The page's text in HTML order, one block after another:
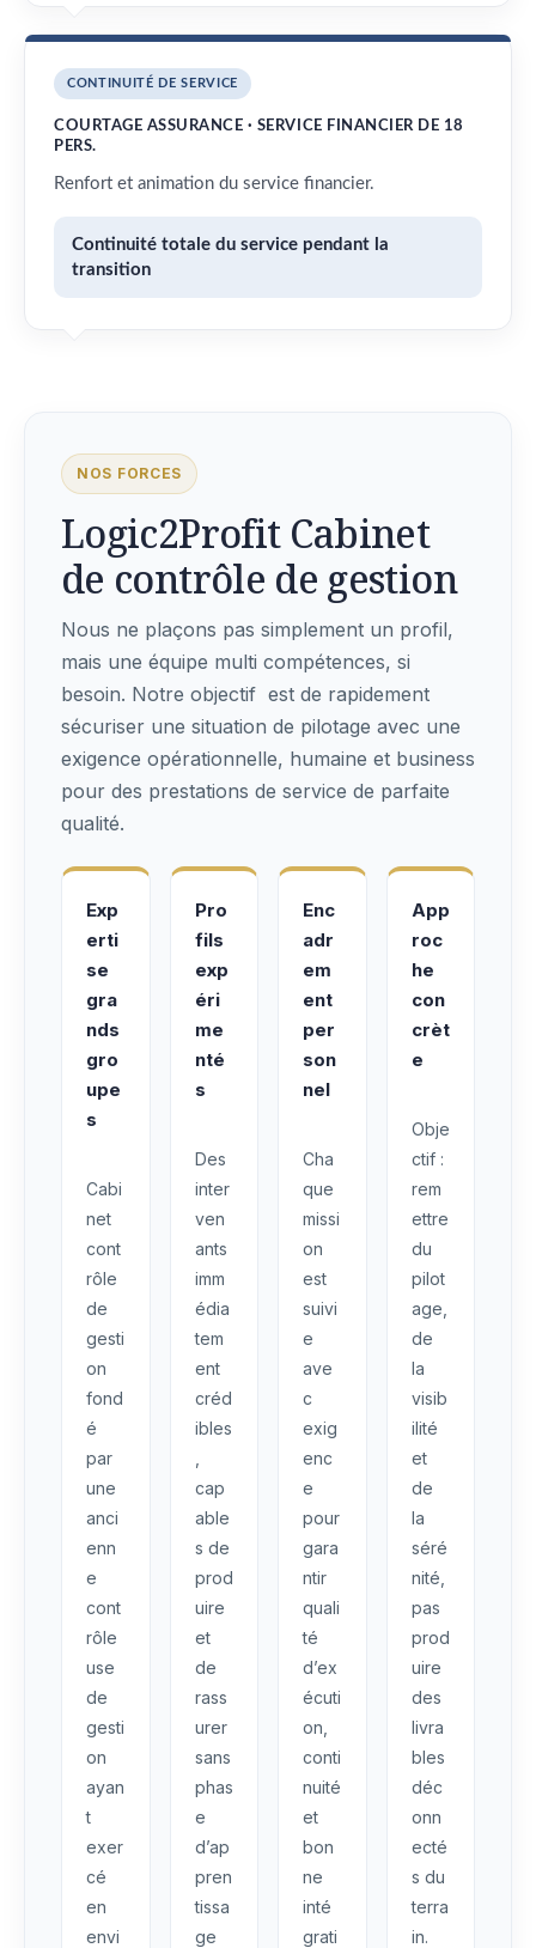
CONTINUITÉ DE SERVICE
COURTAGE ASSURANCE · SERVICE FINANCIER DE 18
PERS.
Renfort et animation du service financier.
Continuité totale du service pendant la
transition
NOS FORCES
Logic2Profit Cabinet
de contrôle de gestion
Nous ne plaçons pas simplement un profil,
mais une équipe multi compétences, si
besoin. Notre objectif est de rapidement
sécuriser une situation de pilotage avec une
exigence opérationnelle, humaine et business
pour des prestations de service de parfaite
qualité.
Exp
erti
se
gra
nds
gro
upe
s
Cabi
net
cont
rôle
de
gesti
on
fond
é
par
une
anci
enn
e
cont
rôle
use
de
gesti
on
ayan
t
exer
cé
en
envi
Pro
fils
exp
éri
me
nté
s
Des
inter
ven
ants
imm
édia
tem
ent
créd
ibles
cap
able
s de
prod
uire
et
de
rass
urer
sans
phas
e
d’ap
pren
tissa
ge
Enc
adr
em
ent
per
son
nel
Cha
que
missi
on
est
suivi
e
ave
c
exig
enc
e
pour
gara
ntir
quali
té
d’ex
écuti
on,
conti
nuité
et
bon
ne
inté
grati
App
roc
he
con
crèt
e
Obje
ctif :
rem
ettre
du
pilot
age,
de
la
visib
ilité
et
de
la
séré
nité,
pas
prod
uire
des
livra
bles
déc
onn
ecté
s du
terra
in.